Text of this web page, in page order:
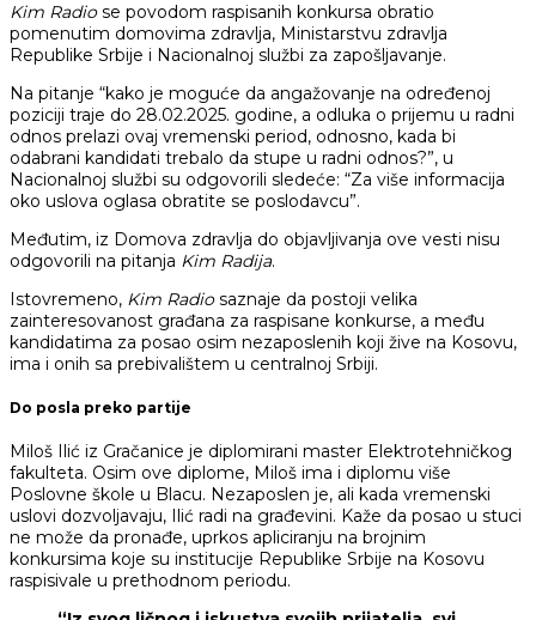
Kim Radiose povodom raspisanih konkursa obratio
pomenutim domovima zdravlja, Ministarstvu zdravlja
Republike Srbije i Nacionalnoj službi za zapošljavanje.
Na pitanje “kako je moguće da angažovanje na određenoj
poziciji traje do 28.02.2025. godine, a odluka o prijemu u radni
odnos prelazi ovaj vremenski period, odnosno, kada bi
odabrani kandidati trebalo da stupe u radni odnos?”, u
Nacionalnoj službi su odgovorili sledeće: “Za više informacija
oko uslova oglasa obratite se poslodavcu”.
Međutim, iz Domova zdravlja do objavljivanja ove vesti nisu
odgovorili na pitanja Kim Radija.
Istovremeno, Kim Radiosaznaje da postoji velika
zainteresovanost građana za raspisane konkurse, a među
kandidatima za posao osim nezaposlenih koji žive na Kosovu,
ima i onih sa prebivalištem u centralnoj Srbiji.
Do posla preko partije
Miloš Ilić iz Gračanice je diplomirani master Elektrotehničkog
fakulteta. Osim ove diplome, Miloš ima i diplomu više
Poslovne škole u Blacu. Nezaposlen je, ali kada vremenski
uslovi dozvoljavaju, Ilić radi na građevini. Kaže da posao u stuci
ne može da pronađe, uprkos apliciranju na brojnim
konkursima koje su institucije Republike Srbije na Kosovu
raspisivale u prethodnom periodu.